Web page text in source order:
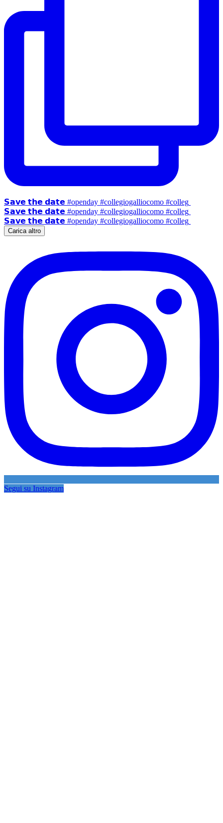
𝗦𝗮𝘃𝗲 𝘁𝗵𝗲 𝗱𝗮𝘁𝗲 #openday #collegiogalliocomo #colleg
𝗦𝗮𝘃𝗲 𝘁𝗵𝗲 𝗱𝗮𝘁𝗲 #openday #collegiogalliocomo #colleg
𝗦𝗮𝘃𝗲 𝘁𝗵𝗲 𝗱𝗮𝘁𝗲 #openday #collegiogalliocomo #colleg
Carica altro
Segui su Instagram